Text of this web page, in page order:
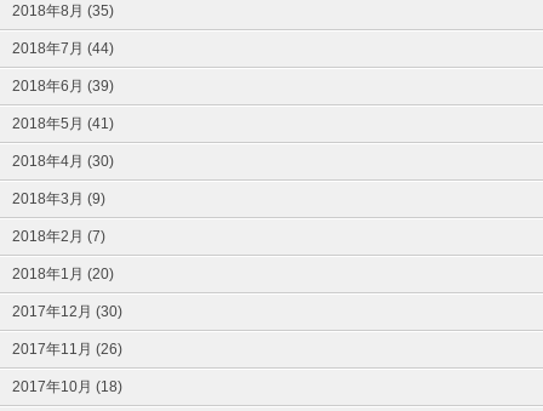
2018年8月 (35)
2018年7月 (44)
2018年6月 (39)
2018年5月 (41)
2018年4月 (30)
2018年3月 (9)
2018年2月 (7)
2018年1月 (20)
2017年12月 (30)
2017年11月 (26)
2017年10月 (18)